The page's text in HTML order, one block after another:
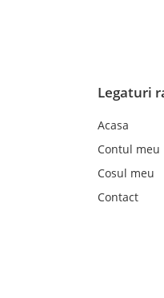
Legaturi
Acasa
Contul meu
Cosul meu
Contact